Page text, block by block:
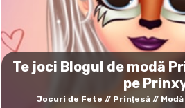
Te joci Blogul de modă
pe
Jocuri de Fete Prinţesă Modă